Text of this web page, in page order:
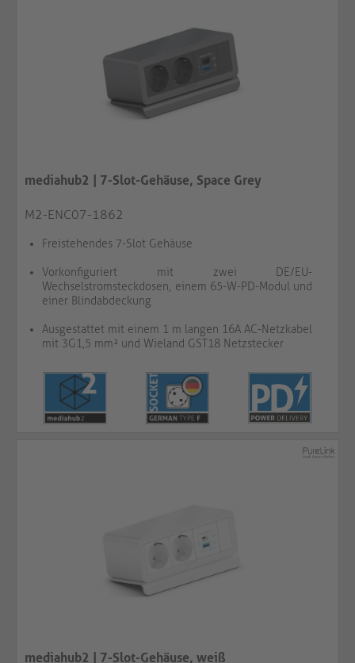
mediahub2 | 7-Slot-Gehäuse, Space Grey
M2-ENC07-1862
Freistehendes 7-Slot Gehäuse
Vorkonfiguriert mit zwei DE/EU-
Wechselstromsteckdosen, einem 65-W-PD-Modul und
einer Blindabdeckung
Ausgestattet mit einem 1 m langen 16A AC-Netzkabel
mit 3G1,5 mm² und Wieland GST18 Netzstecker
mediahub2 | 7-Slot-Gehäuse, weiß